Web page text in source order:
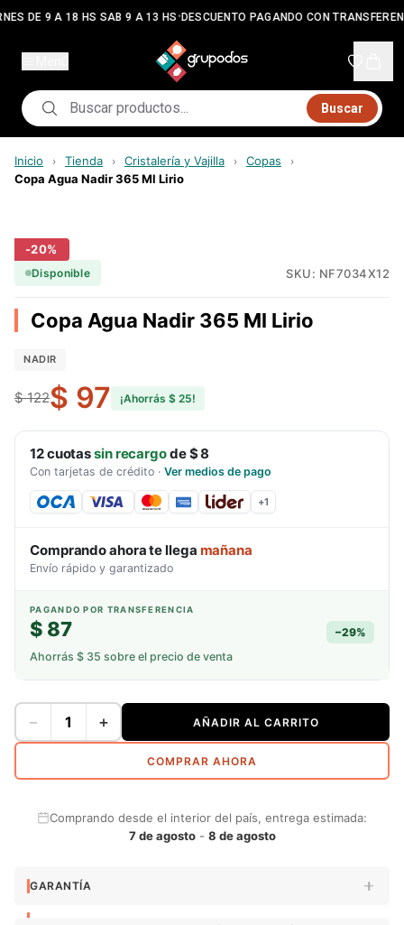
DE 9 A 18 HS SAB 9 A 13 HS•DESCUENTO PAGANDO CON
Buscar
Inicio › Tienda › Cristalería y Vajilla › Copas ›
Copa Agua Nadir 365 Ml Lirio
-20%
Disponible SKU: NF7034X12
Copa Agua Nadir 365 Ml Lirio
NADIR
$ 122$ 97 ¡Ahorrás $ 25!
12cuotassin recargode$ 8
Con tarjetas de crédito · Ver medios de pago
+1
Comprando ahora te llega mañana
Envío rápido y garantizado
PAGANDO POR TRANSFERENCIA
$ 87 −29%
Ahorrás $ 35 sobre el precio de venta
− + AÑADIR AL CARRITO
COMPRAR AHORA
Comprando desde el interior del país, entrega estimada:
7 de agosto- 8 de agosto
GARANTÍA